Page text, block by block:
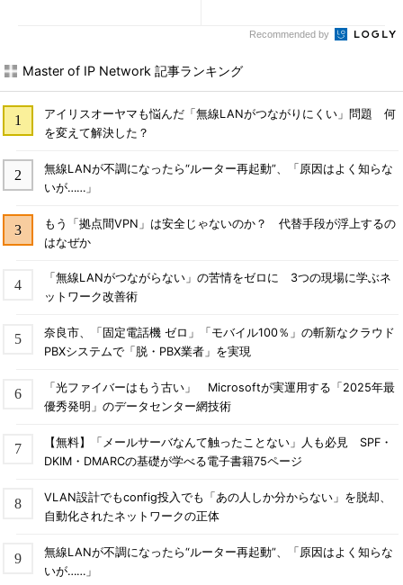
「次回」へ
Recommended by
Master of IP Network 記事ランキング
アイリスオーヤマも悩んだ「無線LANがつながりにくい」問題 何
を変えて解決した？
無線LANが不調になったら“ルーター再起動”、「原因はよく知らな
いが……」
もう「拠点間VPN」は安全じゃないのか？ 代替手段が浮上するの
はなぜか
「無線LANがつながらない」の苦情をゼロに 3つの現場に学ぶネ
ットワーク改善術
奈良市、「固定電話機 ゼロ」「モバイル100％」の斬新なクラウド
PBXシステムで「脱・PBX業者」を実現
「光ファイバーはもう古い」 Microsoftが実運用する「2025年最
優秀発明」のデータセンター網技術
【無料】「メールサーバなんて触ったことない」人も必見 SPF・
DKIM・DMARCの基礎が学べる電子書籍75ページ
VLAN設計でもconfig投入でも「あの人しか分からない」を脱却、
自動化されたネットワークの正体
無線LANが不調になったら“ルーター再起動”、「原因はよく知らな
いが……」